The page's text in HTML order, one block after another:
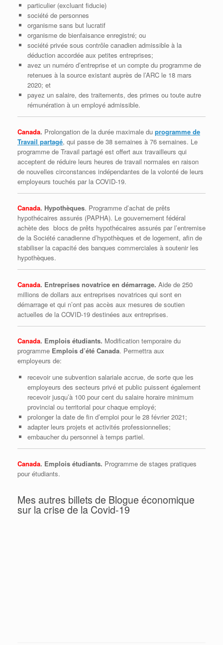
particulier (excluant fiducie)
société de personnes
organisme sans but lucratif
organisme de bienfaisance enregistré; ou
société privée sous contrôle canadien admissible à la
déduction accordée aux petites entreprises;
avez un numéro d’entreprise et un compte du programme de
retenues à la source existant auprès de l’ARC le 18 mars
2020; et
payez un salaire, des traitements, des primes ou toute autre
rémunération à un employé admissible.
Canada. Prolongation de la durée maximale du programme de
Travail partagé, qui passe de 38 semaines à 76 semaines. Le
programme de Travail partagé est offert aux travailleurs qui
acceptent de réduire leurs heures de travail normales en raison
de nouvelles circonstances indépendantes de la volonté de leurs
employeurs touchés par la COVID-19.
Canada. Hypothèques. Programme d’achat de prêts
hypothécaires assurés (PAPHA). Le gouvernement fédéral
achète des blocs de prêts hypothécaires assurés par l’entremise
de la Société canadienne d’hypothèques et de logement, afin de
stabiliser la capacité des banques commerciales à soutenir les
hypothèques.
Canada. Entreprises novatrice en démarrage. Aide de 250
millions de dollars aux entreprises novatrices qui sont en
démarrage et qui n’ont pas accès aux mesures de soutien
actuelles de la COVID-19 destinées aux entreprises.
Canada. Emplois étudiants. Modification temporaire du
programme Emplois d’été Canada. Permettra aux
employeurs de:
recevoir une subvention salariale accrue, de sorte que les
employeurs des secteurs privé et public puissent également
recevoir jusqu’à 100 pour cent du salaire horaire minimum
provincial ou territorial pour chaque employé;
prolonger la date de fin d’emploi pour le 28 février 2021;
adapter leurs projets et activités professionnelles;
embaucher du personnel à temps partiel.
Canada. Emplois étudiants. Programme de stages pratiques
pour étudiants.
Mes autres billets de Blogue économique
sur la crise de la Covid-19